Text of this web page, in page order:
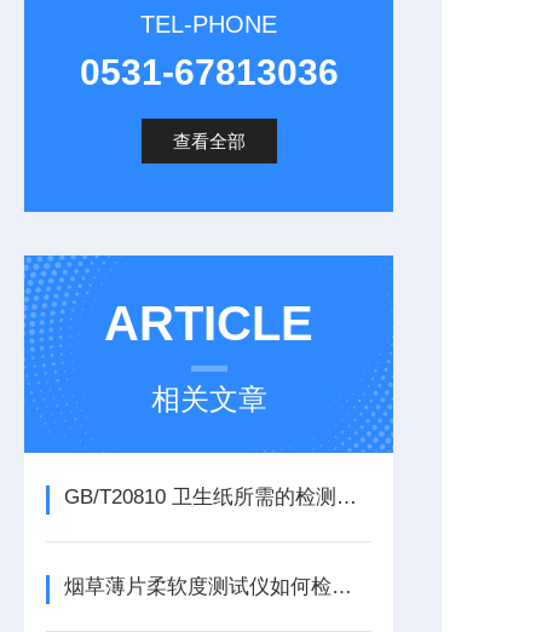
TEL-PHONE
0531-67813036
查看全部
ARTICLE
相关文章
GB/T20810 卫生纸所需的检测仪器介绍
烟草薄片柔软度测试仪如何检测烟草薄片柔软度